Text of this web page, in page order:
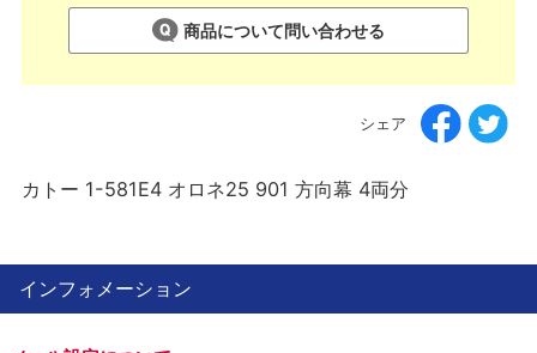
商品について問い合わせる
シェア
カトー 1-581E4 オロネ25 901 方向幕 4両分
インフォメーション